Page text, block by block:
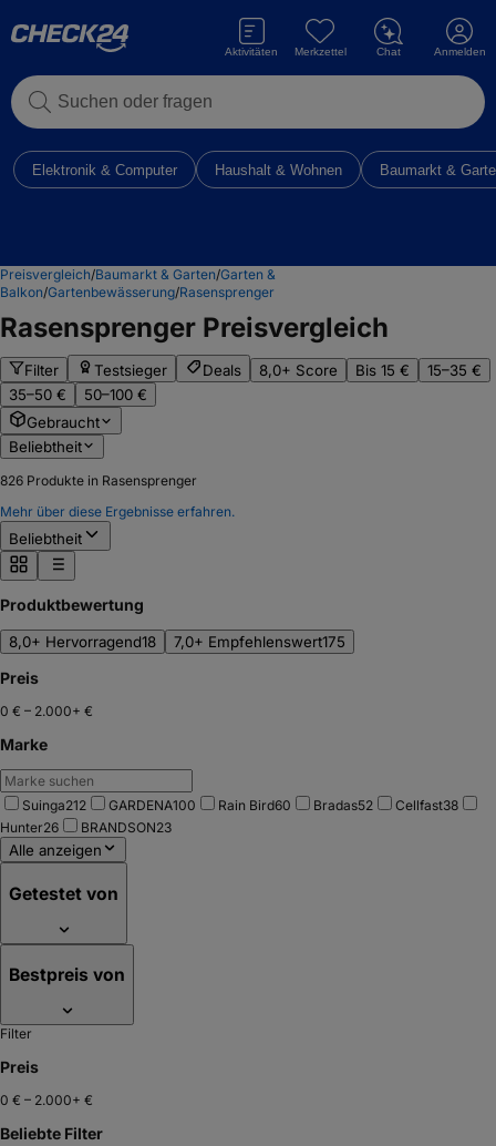
Suchen oder fragen
Aktivitäten Merkzettel Chat Anmelden
Elektronik & Computer Haushalt & Wohnen Baumarkt &
Preisvergleich/Baumarkt & Garten/Garten &
Balkon/Gartenbewässerung/Rasensprenger
Rasensprenger Preisvergleich
Filter Testsieger Deals 8,0+ Score Bis 15 €
15–35 €
35–50 €
50–100 €
Gebraucht
Beliebtheit
826 Produkte in Rasensprenger
Mehr über diese Ergebnisse erfahren.
Beliebtheit
Produktbewertung
8,0+ Hervorragend18 7,0+ Empfehlenswert175
Preis
0 € – 2.000+ €
Marke
Suinga212 GARDENA100 Rain Bird60 Bradas52 Cellfast38
Hunter26 BRANDSON23
Alle anzeigen
Getestet von
Bestpreis von
Filter
Preis
0 € – 2.000+ €
Beliebte Filter